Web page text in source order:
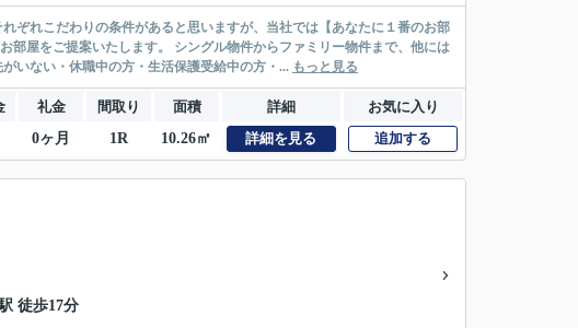
ル物件からファミリー物件まで、他には
証人がいない・緊急連絡先がいない・休職中の方・生活保護受給中の方・... もっと見る
礼金 間取り 面積 詳細
お気に入り
0ヶ月 1R 10.26㎡ 詳細を見る 追加する
徒歩17分